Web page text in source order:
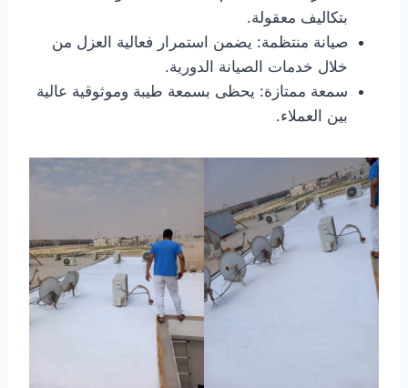
بتكاليف معقولة.
صيانة منتظمة: يضمن استمرار فعالية العزل من
خلال خدمات الصيانة الدورية.
سمعة ممتازة: يحظى بسمعة طيبة وموثوقية عالية
بين العملاء.